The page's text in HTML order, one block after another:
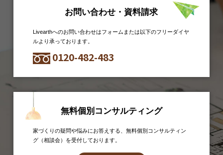
お問い合わせ・資料請求
Livearthへのお問い合わせはフォームまたは以下のフリーダイヤ
ルより承っております。
0120-482-483
無料個別コンサルティング
家づくりの疑問や悩みにお答えする、無料個別コンサルティン
グ（相談会）を受付しております。